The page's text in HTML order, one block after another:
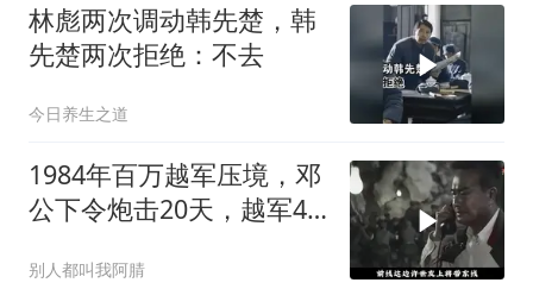
林彪两次调动韩先楚，韩
先楚两次拒绝：不去
今日养生之道
1984年百万越军压境，邓
公下令炮击20天，越军4
别人都叫我阿腈